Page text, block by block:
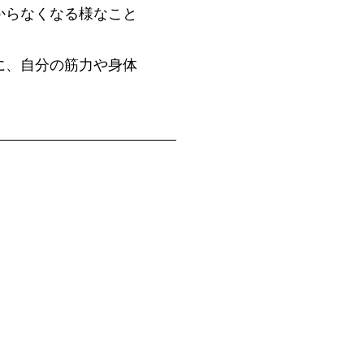
なくなる様なこと
自分の筋力や身体